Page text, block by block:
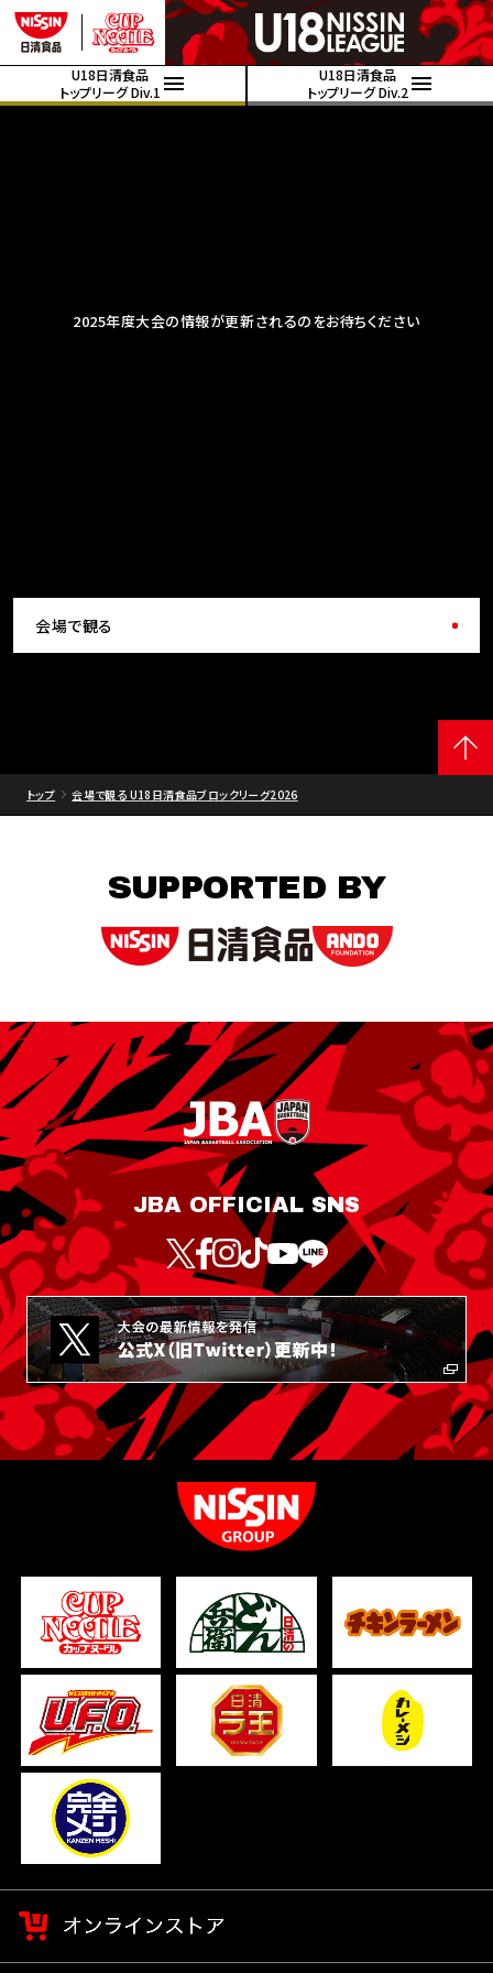
U18日清食品
トップリーグ Div.1
U18日清食品
トップリーグ Div.2
2025年度大会の情報が更新されるのをお待ちください
会場で観る
トップ 会場で観る U18日清食品ブロックリーグ2026
SUPPORTED BY
JBA OFFICIAL SNS